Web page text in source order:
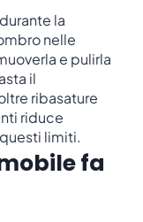
la
nelle
e pulirla
il
ribasature
riduce
limiti.
fa